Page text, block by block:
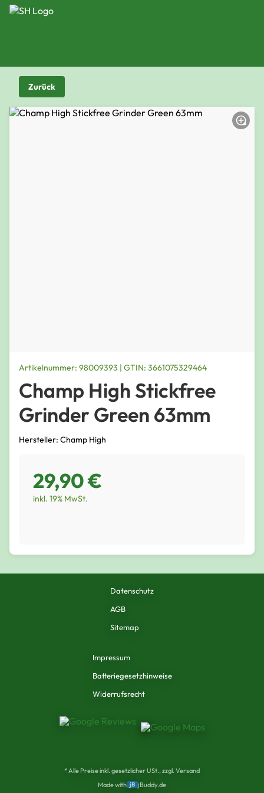
Zurück
Artikelnummer: 98009393 | GTIN: 3661075329464
Champ High Stickfree
Grinder Green 63mm
Hersteller: Champ High
29,90 €
inkl. 19% MwSt.
Datenschutz
AGB
Sitemap
Impressum
Batteriegesetzhinweise
Widerrufsrecht
* Alle Preise inkl. gesetzlicher USt., zzgl. Versand
Made with jB jBuddy.de